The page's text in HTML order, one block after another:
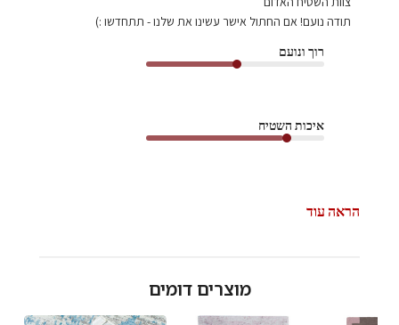
של
Wed
תודה נועם! אם החתול אישר עשינו את שלנו - תתחדשו :)
רוך ונועם
איכות השטיח
הראה עוד
מוצרים דומים